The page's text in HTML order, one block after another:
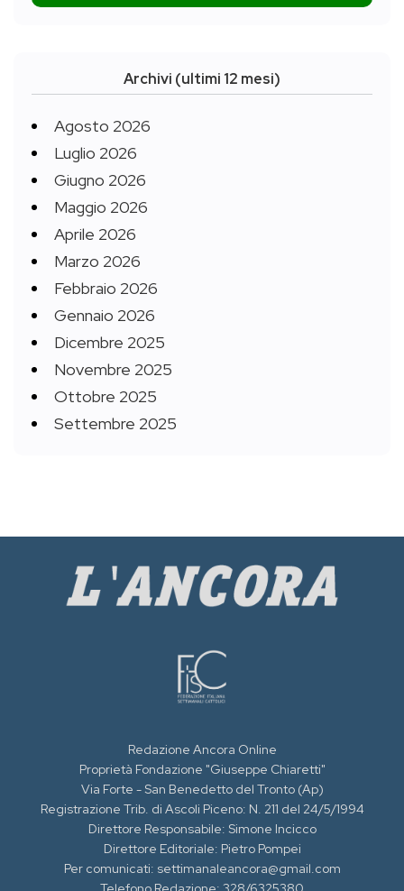
Archivi (ultimi 12 mesi)
Agosto 2026
Luglio 2026
Giugno 2026
Maggio 2026
Aprile 2026
Marzo 2026
Febbraio 2026
Gennaio 2026
Dicembre 2025
Novembre 2025
Ottobre 2025
Settembre 2025
Redazione Ancora Online
Proprietà Fondazione "Giuseppe Chiaretti"
Via Forte - San Benedetto del Tronto (Ap)
Registrazione Trib. di Ascoli Piceno: N. 211 del 24/5/1994
Direttore Responsabile: Simone Incicco
Direttore Editoriale: Pietro Pompei
Per comunicati: settimanaleancora@gmail.com